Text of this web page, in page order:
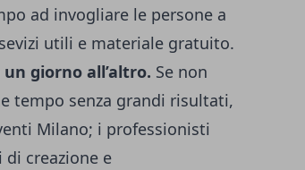
ad invogliare le persone a
utili e materiale gratuito.
giorno all’altro. Se non
tempo senza grandi risultati,
Milano; i professionisti
creazione e